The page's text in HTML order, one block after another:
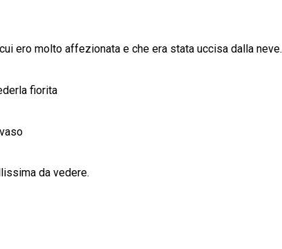
ero molto affezionata e che era stata uccisa dalla neve.
fiorita
da vedere.